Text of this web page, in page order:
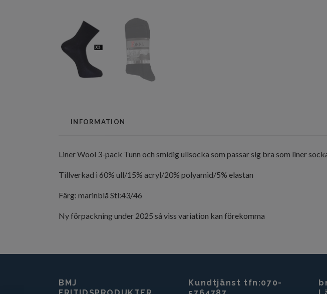
INFORMATION
Liner Wool 3-pack Tunn och smidig ullsocka som passar sig bra som liner
Tillverkad i 60% ull/15% acryl/20% polyamid/5% elastan
Färg: marinblå Stl:43/46
Ny förpackning under 2025 så viss variation kan förekomma
BMJ
Kundtjänst tfn:070-